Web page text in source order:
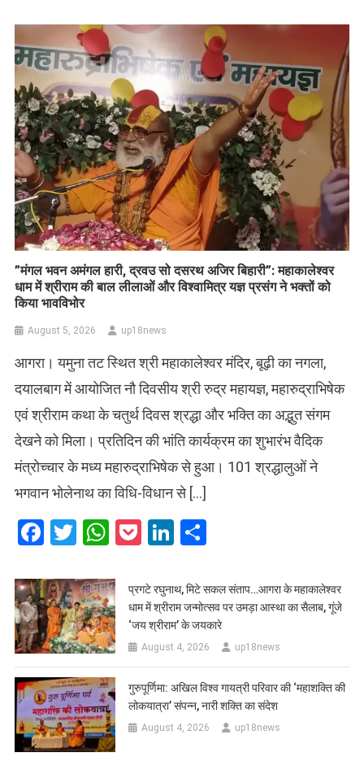
​”मंगल भवन अमंगल हारी, द्रवउ सो दसरथ अजिर बिहारी”: महाकालेश्वर
धाम में श्रीराम की बाल लीलाओं और विश्वामित्र यज्ञ प्रसंग ने भक्तों को
किया भावविभोर
August 5, 2026 up18news
आगरा। यमुना तट स्थित श्री महाकालेश्वर मंदिर, बूढ़ी का नगला,
दयालबाग में आयोजित नौ दिवसीय श्री रुद्र महायज्ञ, महारुद्राभिषेक
एवं श्रीराम कथा के चतुर्थ दिवस श्रद्धा और भक्ति का अद्भुत संगम
देखने को मिला। प्रतिदिन की भांति कार्यक्रम का शुभारंभ वैदिक
मंत्रोच्चार के मध्य महारुद्राभिषेक से हुआ। 101 श्रद्धालुओं ने
भगवान भोलेनाथ का विधि-विधान से […]
Facebook
Twitter
WhatsApp
PocketLinkedIn
प्रगटे रघुनाथ, मिटे सकल संताप…आगरा के महाकालेश्वर
धाम में श्रीराम जन्मोत्सव पर उमड़ा आस्था का सैलाब, गूंजे
‘जय श्रीराम’ के जयकारे
August 4, 2026 up18news
गुरुपूर्णिमा: अखिल विश्व गायत्री परिवार की ‘महाशक्ति की
लोकयात्रा’ संपन्न, नारी शक्ति का संदेश
August 4, 2026 up18news